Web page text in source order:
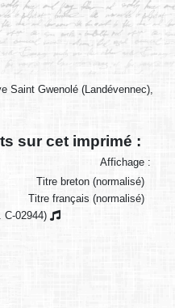
Saint Gwenolé (Landévennec),
sur cet imprimé :
Affichage :
Titre breton (normalisé)
Titre français (normalisé)
C-02944)